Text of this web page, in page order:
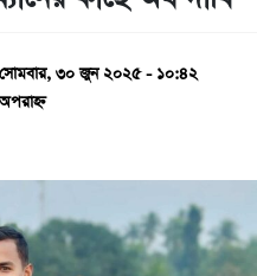
সোমবার, ৩০ জুন ২০২৫ - ১০:৪২